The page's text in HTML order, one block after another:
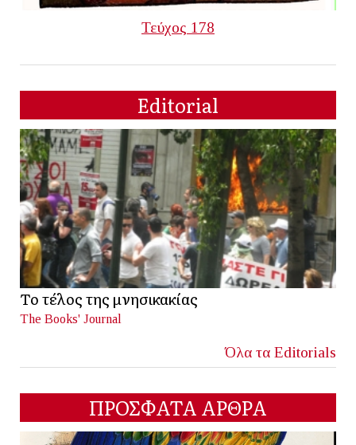
Τεύχος 178
Editorial
Το τέλος της μνησικακίας
The Books' Journal
Όλα τα Editorials
ΠΡΟΣΦΑΤΑ ΑΡΘΡΑ